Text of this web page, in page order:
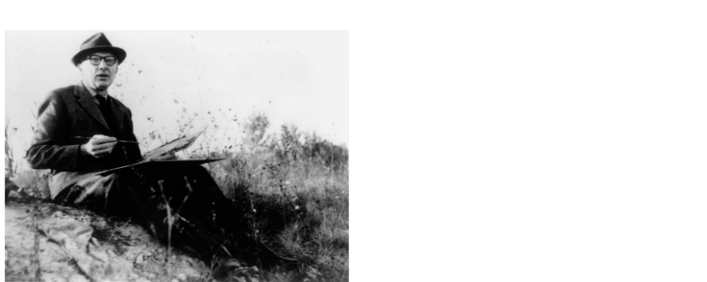
i un
tenutasi
dal 17 giugno
sette dipinti:
Nevicata, Natura morta,
1958, alla Mostra di
Galleria d’Arte “La
Mostra Sindacale